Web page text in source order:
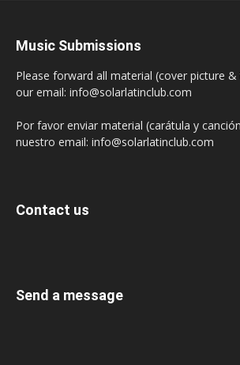
Music Submissions
Please forward all material (cover picture
our email: info@solarlatinclub.com
Por favor enviar material (carátula y
nuestro email: info@solarlatinclub.com
Contact us
Send a message